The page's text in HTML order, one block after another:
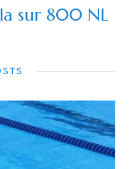
sur 800 NL